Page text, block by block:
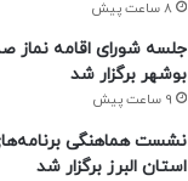
8 ساعت پیش
جلسه شورای اقامه نماز
بوشهر برگزار شد
9 ساعت پیش
نشست هماهنگی
استان البرز برگزار شد